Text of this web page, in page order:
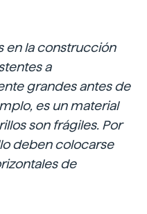
en la construcción
a
grandes antes de
es un material
son frágiles. Por
deben colocarse
de